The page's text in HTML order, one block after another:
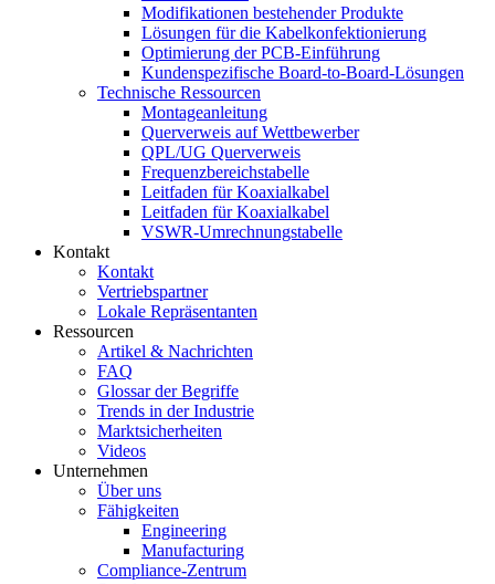
Modifikationen bestehender Produkte
Lösungen für die Kabelkonfektionierung
Optimierung der PCB-Einführung
Kundenspezifische Board-to-Board-Lösungen
Technische Ressourcen
Montageanleitung
Querverweis auf Wettbewerber
QPL/UG Querverweis
Frequenzbereichstabelle
Leitfaden für Koaxialkabel
Leitfaden für Koaxialkabel
VSWR-Umrechnungstabelle
Kontakt
Kontakt
Vertriebspartner
Lokale Repräsentanten
Ressourcen
Artikel & Nachrichten
FAQ
Glossar der Begriffe
Trends in der Industrie
Marktsicherheiten
Videos
Unternehmen
Über uns
Fähigkeiten
Engineering
Manufacturing
Compliance-Zentrum